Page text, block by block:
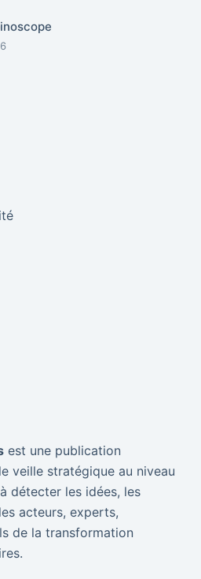
est une publication
veille stratégique au niveau
détecter les idées, les
acteurs, experts,
de la transformation